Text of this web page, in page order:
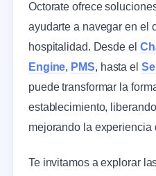
Octorate ofrece
ayudarte a navegar en el
hospitalidad. Desde el
Engine, PMS, hasta el
puede transformar la
establecimiento,
mejorando la experiencia
Te invitamos a explorar